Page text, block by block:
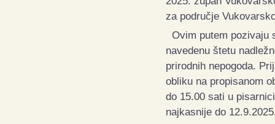
za područje
Ovim putem pozivaju
navedenu štetu
prirodnih nepogoda.
obliku na propisanom
do 15.00 sati u
najkasnije do